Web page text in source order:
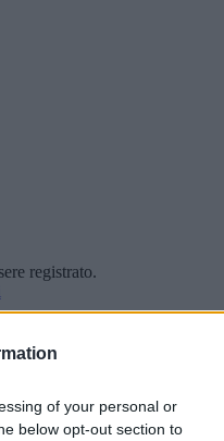
of your personal or
below opt-out section to
registrato.